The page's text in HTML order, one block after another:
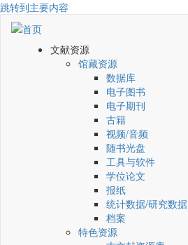
跳转到主要内容
文献资源
馆藏资源
数据库
电子图书
电子期刊
古籍
视频/音频
随书光盘
工具与软件
学位论文
报纸
统计数据/研究数据
档案
特色资源